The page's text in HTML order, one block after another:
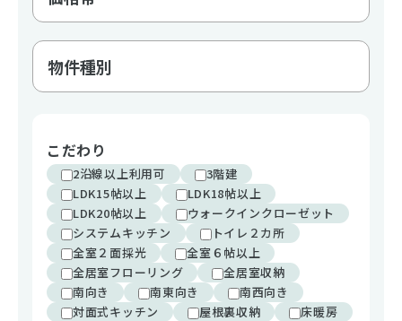
こだわり
2沿線以上利用可
3階建
LDK15帖以上
LDK18帖以上
LDK20帖以上
ウォークインクローゼット
システムキッチン
トイレ２カ所
全室２面採光
全室６帖以上
全居室フローリング
全居室収納
南向き
南東向き
南西向き
対面式キッチン
屋根裏収納
床暖房